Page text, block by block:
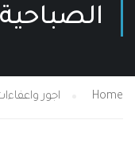
اجور واعفاءات الدراسة